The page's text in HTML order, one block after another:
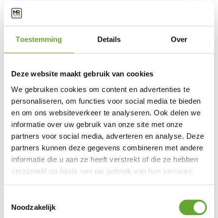
Toestemming Details Over
Deze website maakt gebruik van cookies
We gebruiken cookies om content en advertenties te
personaliseren, om functies voor social media te bieden
en om ons websiteverkeer te analyseren. Ook delen we
informatie over uw gebruik van onze site met onze
partners voor social media, adverteren en analyse. Deze
partners kunnen deze gegevens combineren met andere
informatie die u aan ze heeft verstrekt of die ze hebben
verzameld op basis van uw gebruik van hun services.
Noodzakelijk
+32 (0)81 39 53 63
info@mrsolar.be
Nous sommes disponibles de
9:00-12:00 13:00-16:30.
Solutions
Bornes de recharge industrielles